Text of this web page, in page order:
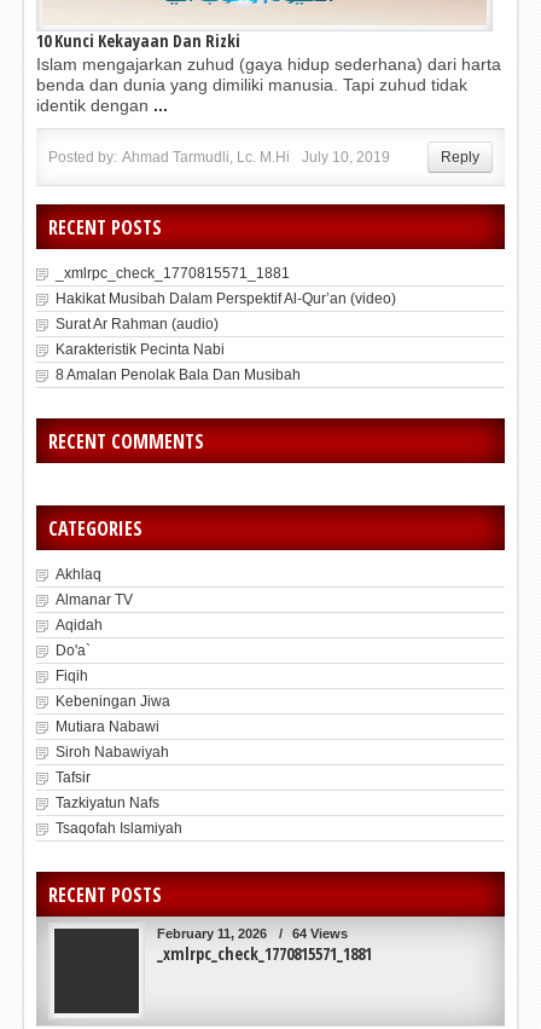
10 Kunci Kekayaan Dan Rizki
Islam mengajarkan zuhud (gaya hidup sederhana) dari harta
benda dan dunia yang dimiliki manusia. Tapi zuhud tidak
identik dengan ...
Posted by: Ahmad Tarmudli, Lc. M.Hi July 10, 2019 Reply
RECENT POSTS
_xmlrpc_check_1770815571_1881
Hakikat Musibah Dalam Perspektif Al-Qur’an (video)
Surat Ar Rahman (audio)
Karakteristik Pecinta Nabi
8 Amalan Penolak Bala Dan Musibah
RECENT COMMENTS
CATEGORIES
Akhlaq
Almanar TV
Aqidah
Do'a`
Fiqih
Kebeningan Jiwa
Mutiara Nabawi
Siroh Nabawiyah
Tafsir
Tazkiyatun Nafs
Tsaqofah Islamiyah
RECENT POSTS
February 11, 2026 / 64 Views
_xmlrpc_check_1770815571_1881